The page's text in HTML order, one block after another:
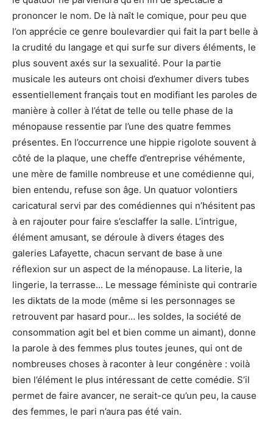
prononcer le nom. De là naît le comique, pour peu que
l’on apprécie ce genre boulevardier qui fait la part belle à
la crudité du langage et qui surfe sur divers éléments, le
plus souvent axés sur la sexualité. Pour la partie
musicale les auteurs ont choisi d’exhumer divers tubes
essentiellement français tout en modifiant les paroles de
manière à coller à l’état de telle ou telle phase de la
ménopause ressentie par l’une des quatre femmes
présentes. En l’occurrence une hippie rigolote souvent à
côté de la plaque, une cheffe d’entreprise véhémente,
une mère de famille nombreuse et une comédienne qui,
bien entendu, refuse son âge. Un quatuor volontiers
caricatural servi par des comédiennes qui n’hésitent pas
à en rajouter pour faire s’esclaffer la salle. L’intrigue,
élément amusant, se déroule à divers étages des
galeries Lafayette, chacun servant de base à une
réflexion sur un aspect de la ménopause. La literie, la
lingerie, la terrasse... Le message féministe qui contrarie
les diktats de la mode (même si les personnages se
retrouvent par hasard pour… les soldes, la société de
consommation agit bel et bien comme un aimant), donne
la parole à des femmes plus toutes jeunes, qui ont de
nombreuses choses à raconter à leur congénère : voilà
bien l’élément le plus intéressant de cette comédie. S’il
permet de faire avancer, ne serait-ce qu’un peu, la cause
des femmes, le pari n’aura pas été vain.